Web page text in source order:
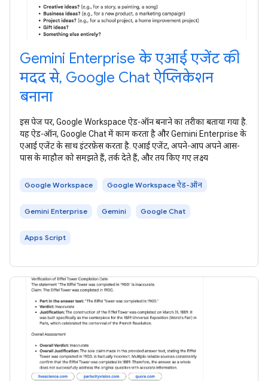
Gemini Enterprise के एआई एजेंट की
मदद से, Google Chat ऐप्लिकेशन
बनाना
इस पेज पर, Google Workspace ऐड-ऑन बनाने का तरीका बताया गया है.
यह ऐड-ऑन, Google Chat में काम करता है और Gemini Enterprise के
एआई एजेंट के साथ इंटरफ़ेस करता है. एआई एजेंट, अपने-आप अपने आस-
पास के माहौल को समझते हैं, तर्क देते हैं, और तय किए गए लक्ष्य
Google Workspace Google Workspace ऐड-ऑन
Gemini Enterprise Gemini Google Chat
Apps Script